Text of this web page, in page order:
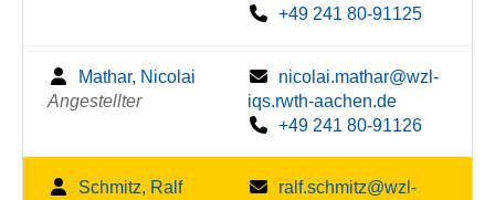
+49 241 80-91125
Mathar, Nicolai
Angestellter
nicolai.mathar@wzl-
iqs.rwth-aachen.de
+49 241 80-91126
Schmitz, Ralf
ralf.schmitz@wzl-